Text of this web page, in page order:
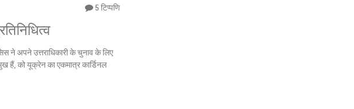
5 टिप्पणि
ने अपने उत्तराधिकारी के चुनाव के लिए
हैं, को यूक्रेन का एकमात्र कार्डिनल